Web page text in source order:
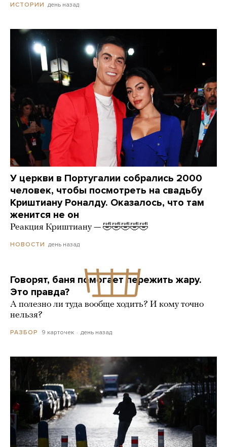
ИСТОРИИ день назад
У церкви в Португалии собрались 2000
человек, чтобы посмотреть на свадьбу
Криштиану Роналду. Оказалось, что там
женится не он
Реакция Криштиану — 🤣🤣🤣🤣🤣
НОВОСТИ день назад
Говорят, баня помогает пережить жару.
Это правда?
А полезно ли туда вообще ходить? И кому точно
нельзя?
РАЗБОР 9 карточек день назад